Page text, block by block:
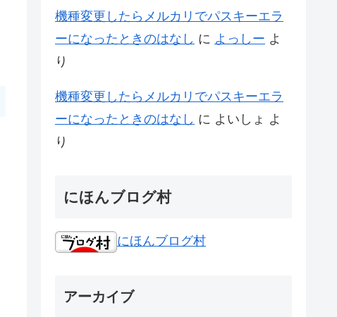
機種変更したらメルカリでパスキーエラ
ーになったときのはなし に よっしー よ
り
機種変更したらメルカリでパスキーエラ
ーになったときのはなし に よいしょ よ
り
にほんブログ村
にほんブログ村
アーカイブ